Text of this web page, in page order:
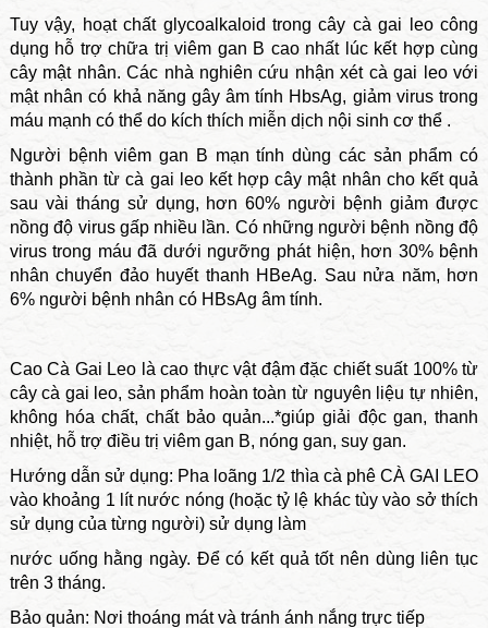
Tuy vậy, hoạt chất glycoalkaloid trong cây cà gai leo công
dụng hỗ trợ chữa trị viêm gan B cao nhất lúc kết hợp cùng
cây mật nhân. Các nhà nghiên cứu nhận xét cà gai leo với
mật nhân có khả năng gây âm tính HbsAg, giảm virus trong
máu mạnh có thể do kích thích miễn dịch nội sinh cơ thể .
Người bệnh viêm gan B mạn tính dùng các sản phẩm có
thành phần từ cà gai leo kết hợp cây mật nhân cho kết quả
sau vài tháng sử dụng, hơn 60% người bệnh giảm được
nồng độ virus gấp nhiều lần. Có những người bệnh nồng độ
virus trong máu đã dưới ngưỡng phát hiện, hơn 30% bệnh
nhân chuyển đảo huyết thanh HBeAg. Sau nửa năm, hơn
6% người bệnh nhân có HBsAg âm tính.
Cao Cà Gai Leo là cao thực vật đậm đặc chiết suất 100% từ
cây cà gai leo, sản phẩm hoàn toàn từ nguyên liệu tự nhiên,
không hóa chất, chất bảo quản...*giúp giải độc gan, thanh
nhiệt, hỗ trợ điều trị viêm gan B, nóng gan, suy gan.
Hướng dẫn sử dụng: Pha loãng 1/2 thìa cà phê CÀ GAI LEO
vào khoảng 1 lít nước nóng (hoặc tỷ lệ khác tùy vào sở thích
sử dụng của từng người) sử dụng làm
nước uống hằng ngày. Để có kết quả tốt nên dùng liên tục
trên 3 tháng.
Bảo quản: Nơi thoáng mát và tránh ánh nắng trực tiếp